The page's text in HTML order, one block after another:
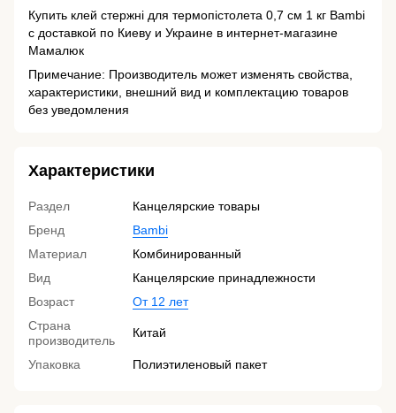
Купить клей стержні для термопістолета 0,7 см 1 кг Bambi
с доставкой по Киеву и Украине в интернет-магазине
Мамалюк
Примечание: Производитель может изменять свойства,
характеристики, внешний вид и комплектацию товаров
без уведомления
Характеристики
Раздел
Канцелярские товары
Бренд
Bambi
Материал
Комбинированный
Вид
Канцелярские принадлежности
Возраст
От 12 лет
Страна
производитель
Китай
Упаковка Полиэтиленовый пакет